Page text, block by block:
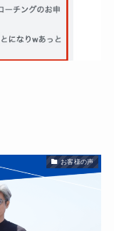
お客様の声